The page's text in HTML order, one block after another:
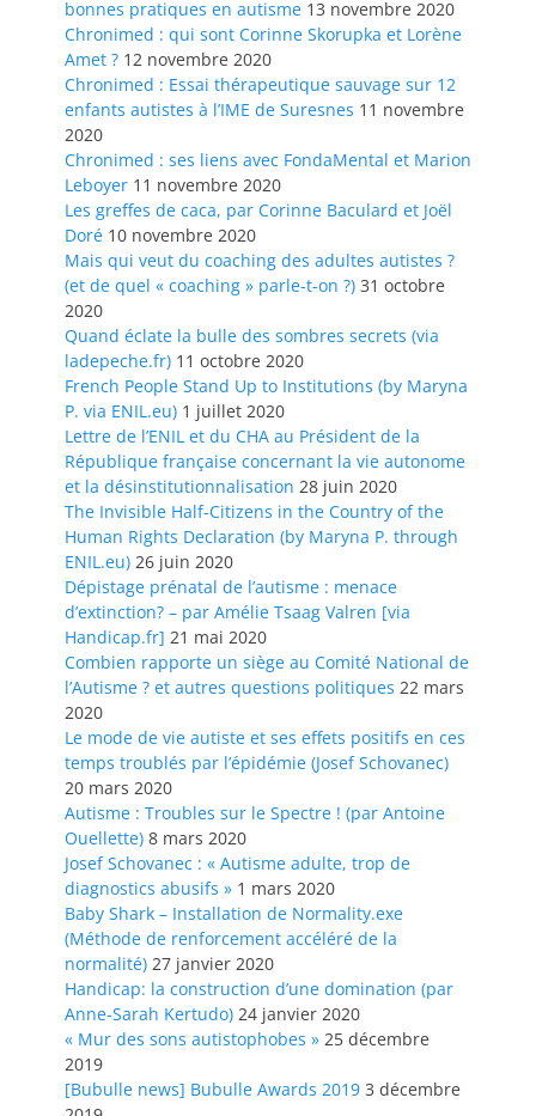
bonnes pratiques en autisme 13 novembre 2020
Chronimed : qui sont Corinne Skorupka et Lorène
Amet ? 12 novembre 2020
Chronimed : Essai thérapeutique sauvage sur 12
enfants autistes à l’IME de Suresnes 11 novembre
2020
Chronimed : ses liens avec FondaMental et Marion
Leboyer 11 novembre 2020
Les greffes de caca, par Corinne Baculard et Joël
Doré 10 novembre 2020
Mais qui veut du coaching des adultes autistes ?
(et de quel « coaching » parle-t-on ?) 31 octobre
2020
Quand éclate la bulle des sombres secrets (via
ladepeche.fr) 11 octobre 2020
French People Stand Up to Institutions (by Maryna
P. via ENIL.eu) 1 juillet 2020
Lettre de l’ENIL et du CHA au Président de la
République française concernant la vie autonome
et la désinstitutionnalisation 28 juin 2020
The Invisible Half-Citizens in the Country of the
Human Rights Declaration (by Maryna P. through
ENIL.eu) 26 juin 2020
Dépistage prénatal de l’autisme : menace
d’extinction? – par Amélie Tsaag Valren [via
Handicap.fr] 21 mai 2020
Combien rapporte un siège au Comité National de
l’Autisme ? et autres questions politiques 22 mars
2020
Le mode de vie autiste et ses effets positifs en ces
temps troublés par l’épidémie (Josef Schovanec)
20 mars 2020
Autisme : Troubles sur le Spectre ! (par Antoine
Ouellette) 8 mars 2020
Josef Schovanec : « Autisme adulte, trop de
diagnostics abusifs » 1 mars 2020
Baby Shark – Installation de Normality.exe
(Méthode de renforcement accéléré de la
normalité) 27 janvier 2020
Handicap: la construction d’une domination (par
Anne-Sarah Kertudo) 24 janvier 2020
« Mur des sons autistophobes » 25 décembre
2019
[Bubulle news] Bubulle Awards 2019 3 décembre